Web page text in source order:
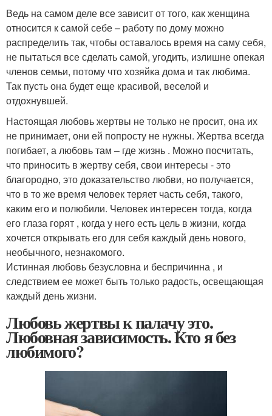
Ведь на самом деле все зависит от того, как женщина
относится к самой себе – работу по дому можно
распределить так, чтобы оставалось время на саму себя,
не пытаться все сделать самой, угодить, излишне опекая
членов семьи, потому что хозяйка дома и так любима.
Так пусть она будет еще красивой, веселой и
отдохнувшей.
Настоящая любовь жертвы не только не просит, она их
не принимает, они ей попросту не нужны. Жертва всегда
погибает, а любовь там – где жизнь . Можно посчитать,
что приносить в жертву себя, свои интересы - это
благородно, это доказательство любви, но получается,
что в то же время человек теряет часть себя, такого,
каким его и полюбили. Человек интересен тогда, когда
его глаза горят , когда у него есть цель в жизни, когда
хочется открывать его для себя каждый день нового,
необычного, незнакомого.
Истинная любовь безусловна и беспричинна , и
следствием ее может быть только радость, освещающая
каждый день жизни.
Любовь жертвы к палачу это.
Любовная зависимость. Кто я без
любимого?